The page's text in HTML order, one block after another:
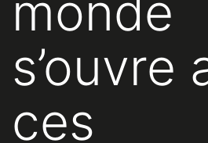
monde
s’ouvre
ces